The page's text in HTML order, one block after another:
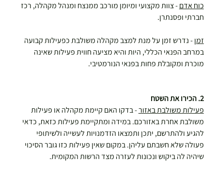
כוח אדם - צוות מקצועי ומיומן מורכב ממנצח ומנהל מקהלה, רכז
חברתי ופסנתרן.
זמן - נדרש זמן על מנת למצב מקהלה משולבת כפעילות קבועה
במרחב הפנאי הכללי, היות והיא מציעה חווית פעילות שאינה
מוכרת ומקובלת פחות בפנאי הנורמטיבי.
2. הכירו את השטח
פעילות משולבת באזור - בדקו האם קיימת מקהלה או פעילות
משולבת אחרת באזורכם. במידה ומתקיימת פעילות כזאת, כדאי
להגיע ולהתרשם, יתכן ותמצאו הזדמנויות לעשייה ולשיתופי
פעולה שלא חשבתם עליהן. במקום שאין פעילות כזו גובר הסיכוי
שיהיה לה ביקוש ונכונות לעזרה מצד הרשות המקומית.